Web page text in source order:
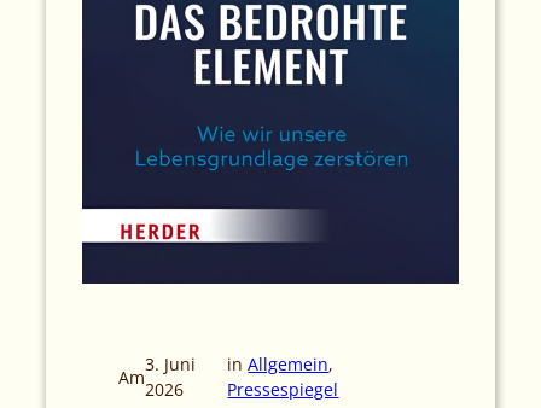
Am
3. Juni
2026
inAllgemein
Pressespiegel